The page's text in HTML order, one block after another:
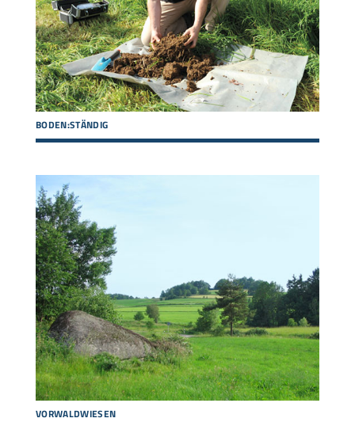
BODEN:STÄNDIG
VORWALDWIESEN